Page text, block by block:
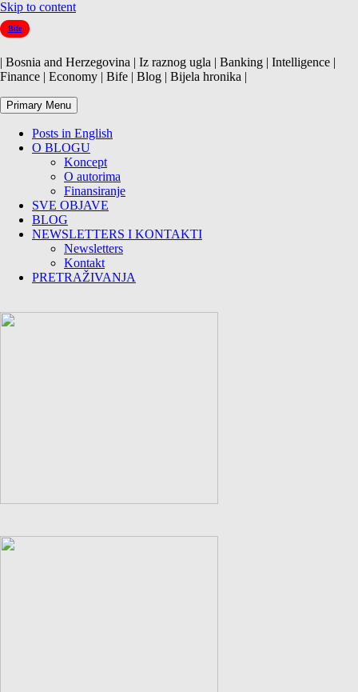
Skip to content
Bife
| Bosnia and Herzegovina | Iz raznog ugla | Banking | Intelligence |
Finance | Economy | Bife | Blog | Bijela hronika |
Primary Menu
Posts in English
O BLOGU
Koncept
O autorima
Finansiranje
SVE OBJAVE
BLOG
NEWSLETTERS I KONTAKTI
Newsletters
Kontakt
PRETRAŽIVANJA